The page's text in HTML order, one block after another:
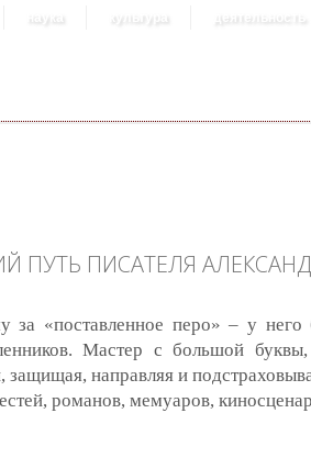
наука культура деятельность
ПУТЬ ПИСАТЕЛЯ
за «поставленное перо» – у
Мастер с большой
направляя и
романов, мемуаров,